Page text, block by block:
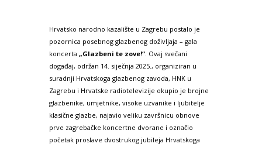
Hrvatsko narodno kazalište u Zagrebu postalo je
pozornica posebnog glazbenog doživljaja – gala
koncerta „Glazbeni te zove!“. Ovaj svečani
događaj, održan 14. siječnja 2025., organiziran u
suradnji Hrvatskoga glazbenog zavoda, HNK u
Zagrebu i Hrvatske radiotelevizije okupio je brojne
glazbenike, umjetnike, visoke uzvanike i ljubitelje
klasične glazbe, najavio veliku završnicu obnove
prve zagrebačke koncertne dvorane i označio
početak proslave dvostrukog jubileja Hrvatskoga